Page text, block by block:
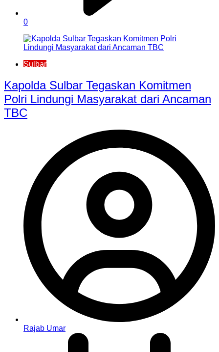
0
Sulbar
Kapolda Sulbar Tegaskan Komitmen
Polri Lindungi Masyarakat dari Ancaman
TBC
Rajab Umar